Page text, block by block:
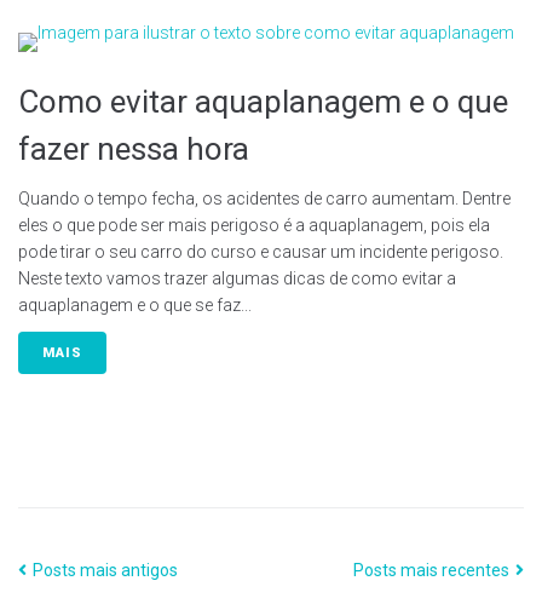
Como evitar aquaplanagem e o que
fazer nessa hora
Quando o tempo fecha, os acidentes de carro aumentam. Dentre
eles o que pode ser mais perigoso é a aquaplanagem, pois ela
pode tirar o seu carro do curso e causar um incidente perigoso.
Neste texto vamos trazer algumas dicas de como evitar a
aquaplanagem e o que se faz...
MAIS
Posts mais antigos Posts mais recentes